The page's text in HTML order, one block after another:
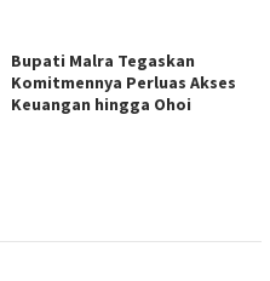
Bupati Malra Tegaskan
Komitmennya Perluas Akses
Keuangan hingga Ohoi